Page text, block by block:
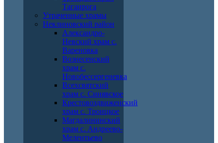
Таганрога
Утраченные храмы
Неклиновский район
Александро-
Невский храм с.
Вареновка
Вознесенский
храм с.
Новобессергеневка
Всехсвятский
храм с. Синявское
Крестовоздвиженский
храм с. Троицкое
Магдалининский
храм с. Андреево-
Мелентьево